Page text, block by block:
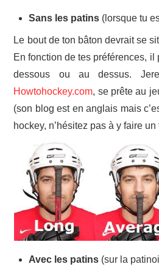
Sans les patins (lorsque tu
Le bout de ton bâton devrait se
En fonction de tes préférences, il
dessous ou au dessus.
Howtohockey.com, se prête au
(son blog est en anglais mais
hockey, n’hésitez pas à y faire un
Avec les patins (sur la